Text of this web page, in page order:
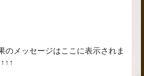
のメッセージはここに表示されま